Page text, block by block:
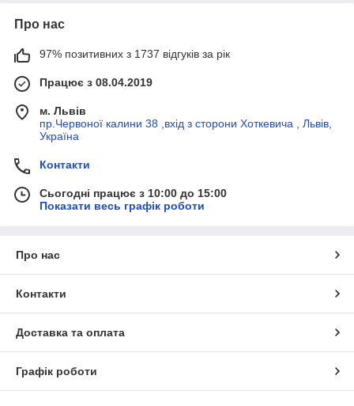
Про нас
97% позитивних з 1737 відгуків за рік
Працює з 08.04.2019
м. Львів
пр.Червоної калини 38 ,вхід з сторони Хоткевича , Львів,
Україна
Контакти
Сьогодні працює з 10:00 до 15:00
Показати весь графік роботи
Про нас
Контакти
Доставка та оплата
Графік роботи